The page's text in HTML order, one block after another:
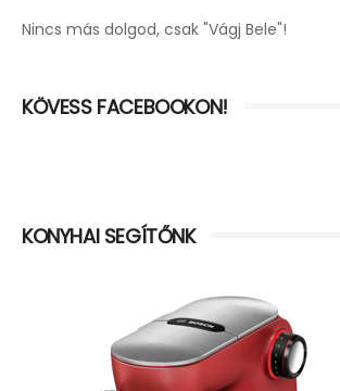
Nincs más dolgod, csak "Vágj Bele"!
KÖVESS FACEBOOKON!
KONYHAI SEGÍTŐNK